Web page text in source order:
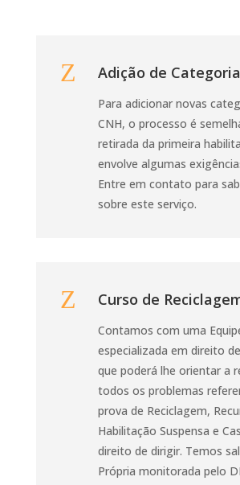
Z Adição de Categoria
Para adicionar novas
CNH, o processo é
retirada da primeira
envolve algumas
Entre em contato para
sobre este serviço.
Z Curso de
Contamos com uma
especializada em direito
que poderá lhe orientar a
todos os problemas
prova de Reciclagem,
Habilitação Suspensa e
direito de dirigir. Temos
Própria monitorada pelo